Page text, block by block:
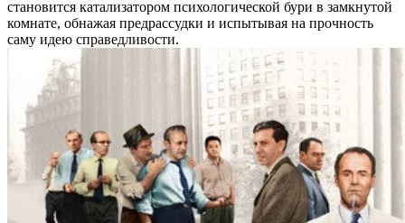
становится катализатором психологической бури в замкнутой
комнате, обнажая предрассудки и испытывая на прочность
саму идею справедливости.